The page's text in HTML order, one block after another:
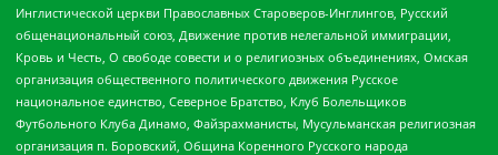
Инглистической церкви Православных Староверов-Инглингов, Русский
общенациональный союз, Движение против нелегальной иммиграции,
Кровь и Честь, О свободе совести и о религиозных объединениях, Омская
организация общественного политического движения Русское
национальное единство, Северное Братство, Клуб Болельщиков
Футбольного Клуба Динамо, Файзрахманисты, Мусульманская религиозная
организация п. Боровский, Община Коренного Русского народа